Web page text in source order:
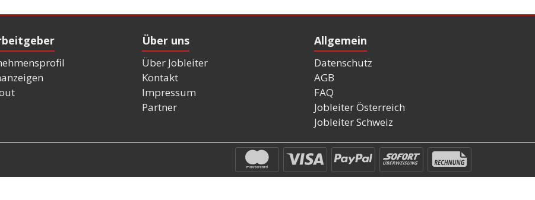
Über uns
Über Jobleiter
Kontakt
Impressum
Partner
Allgemein
Datenschutz
AGB
FAQ
Jobleiter Österreich
Jobleiter Schweiz